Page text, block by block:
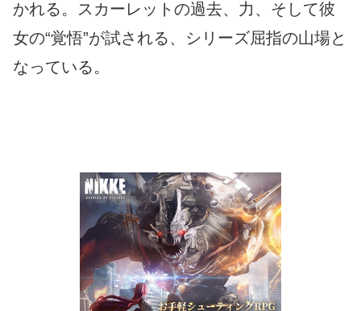
かれる。スカーレットの過去、力、そして彼
女の“覚悟”が試される、シリーズ屈指の山場と
なっている。